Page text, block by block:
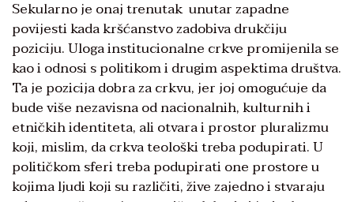
Sekularno je onaj trenutak unutar zapadne
povijesti kada kršćanstvo zadobiva drukčiju
poziciju. Uloga institucionalne crkve promijenila se
kao i odnosi s politikom i drugim aspektima društva.
Ta je pozicija dobra za crkvu, jer joj omogućuje da
bude više nezavisna od nacionalnih, kulturnih i
etničkih identiteta, ali otvara i prostor pluralizmu
koji, mislim, da crkva teološki treba podupirati. U
političkom sferi treba podupirati one prostore u
kojima ljudi koji su različiti, žive zajedno i stvaraju